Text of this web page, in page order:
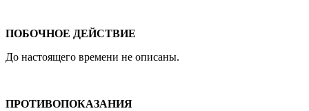
ПОБОЧНОЕ ДЕЙСТВИЕ
До настоящего времени не описаны.
ПРОТИВОПОКАЗАНИЯ